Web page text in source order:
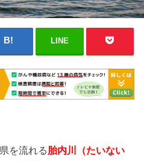
LINE
を流れる胎内川
（たいない